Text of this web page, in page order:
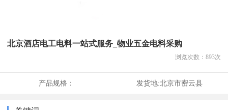
北京酒店电工电料一站式服务_物业五金电料采购
浏览次数： 893次
产品规格： 发货地:北京市密云县